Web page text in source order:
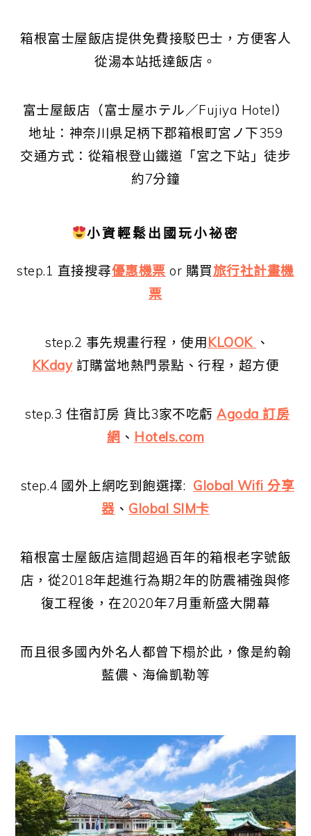
箱根富士屋飯店提供免費接駁巴士，方便客人
從湯本站抵達飯店。
富士屋飯店（富士屋ホテル／Fujiya Hotel）
地址：神奈川県足柄下郡箱根町宮ノ下359
交通方式：從箱根登山鐵道「宮之下站」徒步
約7分鐘
小資輕鬆出國玩小祕密
step.1 直接搜尋優惠機票 or 購買旅行社計畫機
票
step.2 事先規畫行程，使用KLOOK 、
KKday 訂購當地熱門景點、行程，超方便
step.3 住宿訂房 貨比3家不吃虧Agoda 訂房
網 、 Hotels.com
step.4 國外上網吃到飽選擇: Global Wifi 分享
器 、 Global SIM卡
箱根富士屋飯店這間超過百年的箱根老字號飯
店，從2018年起進行為期2年的防震補強與修
復工程後，在2020年7月重新盛大開幕
而且很多國內外名人都曾下榻於此，像是約翰
藍儂、海倫凱勒等